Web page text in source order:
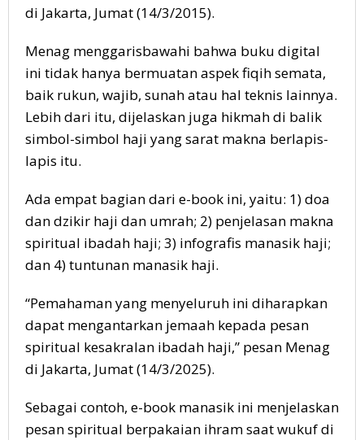
di Jakarta, Jumat (14/3/2015).
Menag menggarisbawahi bahwa buku digital
ini tidak hanya bermuatan aspek fiqih semata,
baik rukun, wajib, sunah atau hal teknis lainnya.
Lebih dari itu, dijelaskan juga hikmah di balik
simbol-simbol haji yang sarat makna berlapis-
lapis itu.
Ada empat bagian dari e-book ini, yaitu: 1) doa
dan dzikir haji dan umrah; 2) penjelasan makna
spiritual ibadah haji; 3) infografis manasik haji;
dan 4) tuntunan manasik haji.
“Pemahaman yang menyeluruh ini diharapkan
dapat mengantarkan jemaah kepada pesan
spiritual kesakralan ibadah haji,” pesan Menag
di Jakarta, Jumat (14/3/2025).
Sebagai contoh, e-book manasik ini menjelaskan
pesan spiritual berpakaian ihram saat wukuf di